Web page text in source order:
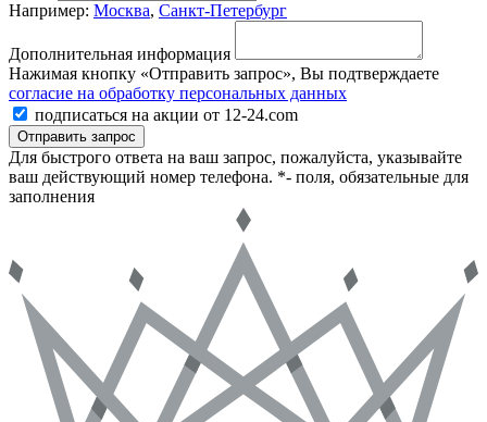
Например: Москва, Санкт-Петербург
Дополнительная информация
Нажимая кнопку «Отправить запрос», Вы подтверждаете
согласие на обработку персональных данных
подписаться на акции от 12-24.com
Отправить запрос
Для быстрого ответа на ваш запрос, пожалуйста, указывайте
ваш действующий номер телефона. *- поля, обязательные для
заполнения